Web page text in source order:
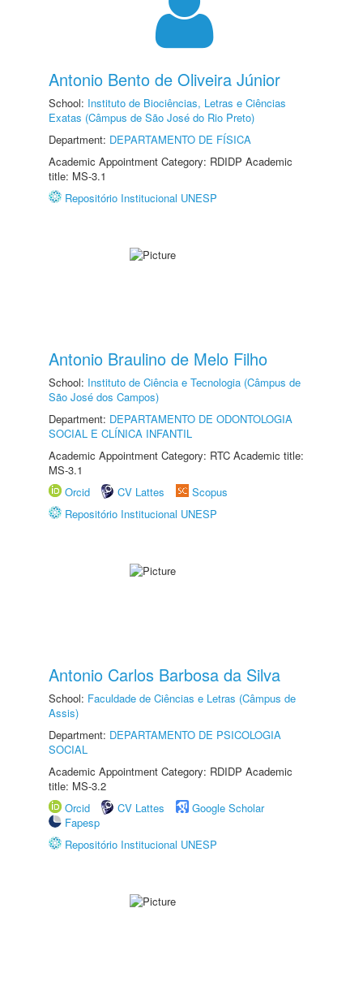
Antonio Bento de Oliveira Júnior
School: Instituto de Biociências, Letras e Ciências
Exatas (Câmpus de São José do Rio Preto)
Department: DEPARTAMENTO DE FÍSICA
Academic Appointment Category: RDIDP Academic
title: MS-3.1
Repositório Institucional UNESP
Antonio Braulino de Melo Filho
School: Instituto de Ciência e Tecnologia (Câmpus de
São José dos Campos)
Department: DEPARTAMENTO DE ODONTOLOGIA
SOCIAL E CLÍNICA INFANTIL
Academic Appointment Category: RTC Academic title:
MS-3.1
Orcid
CV Lattes
Scopus
Repositório Institucional UNESP
Antonio Carlos Barbosa da Silva
School: Faculdade de Ciências e Letras (Câmpus de
Assis)
Department: DEPARTAMENTO DE PSICOLOGIA
SOCIAL
Academic Appointment Category: RDIDP Academic
title: MS-3.2
Orcid
CV Lattes
Google Scholar
Fapesp
Repositório Institucional UNESP